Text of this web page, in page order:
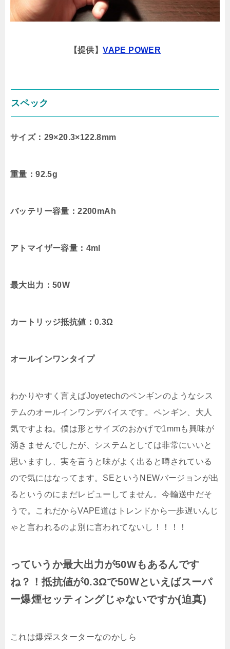
【提供】VAPE POWER
スペック
サイズ：29×20.3×122.8mm
重量：92.5g
バッテリー容量：2200mAh
アトマイザー容量：4ml
最大出力：50W
カートリッジ抵抗値：0.3Ω
オールインワンタイプ
わかりやすく言えばJoyetechのペンギンのようなシス
テムのオールインワンデバイスです。ペンギン、大人
気ですよね。僕は形とサイズのおかげで1mmも興味が
湧きませんでしたが、システムとしては非常にいいと
思いますし、実を言うと味がよく出ると噂されている
ので気にはなってます。SEというNEWバージョンが出
るというのにまだレビューしてません。今輸送中だそ
うで。これだからVAPE道はトレンドから一歩遅いんじ
ゃと言われるのよ別に言われてないし！！！！
っていうか最大出力が50Wもあるんです
ね？！抵抗値が0.3Ωで50Wといえばスーパ
ー爆煙セッティングじゃないですか(迫真)
これは爆煙スターターなのかしら